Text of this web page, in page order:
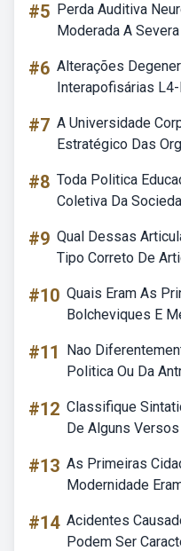
#5 Perda Auditiva
Moderada A
#6 Alterações
Interapofisárias
#7 A Universidade
Estratégico Das
#8 Toda Politica
Coletiva Da
#9 Qual Dessas
Tipo Correto De
#10 Quais Eram As
Bolcheviques E
#11
Nao
Politica Ou Da
#12 Classifique
De Alguns Versos
#13 As Primeiras
Modernidade
#14 Acidentes
Podem Ser